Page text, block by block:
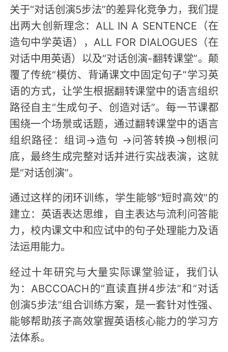
关于“对话创演5步法”的差异化竞争力，我们提
出两大创新理念：ALL IN A SENTENCE（在
造句中学英语），ALL FOR DIALOGUES（在
对话中用英语）以及“对话创演-翻转课堂”。颠
覆了传统“模仿、背诵课文中固定句子”学习英
语的方式，让学生根据翻转课堂中的语言组织
路径自主“生成句子、创造对话”。每一节课都
围绕一个场景或话题，通过翻转课堂中的语言
组织路径：组词→造句 →问答转换→刨根问
底，最终生成完整对话并进行实战表演，这就
是“对话创演”。
通过这样的闭环训练，学生能够“短时高效”的
建立：英语表达思维，自主表达与流利问答能
力，校内课文中和应试中的句子处理能力及语
法运用能力。
经过十年研究与大量实际课堂验证，我们认
为：ABCCOACH的“直读直拼4步法”和“对话
创演5步法”组合训练方案，是一套针对性强、
能够帮助孩子高效掌握英语核心能力的学习方
法体系。